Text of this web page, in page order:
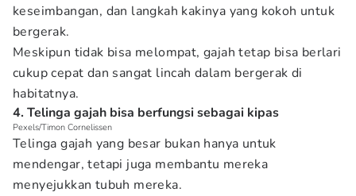
keseimbangan, dan langkah kakinya yang kokoh untuk
bergerak.
Meskipun tidak bisa melompat, gajah tetap bisa berlari
cukup cepat dan sangat lincah dalam bergerak di
habitatnya.
4. Telinga gajah bisa berfungsi sebagai kipas
Pexels/Timon Cornelissen
Telinga gajah yang besar bukan hanya untuk
mendengar, tetapi juga membantu mereka
menyejukkan tubuh mereka.